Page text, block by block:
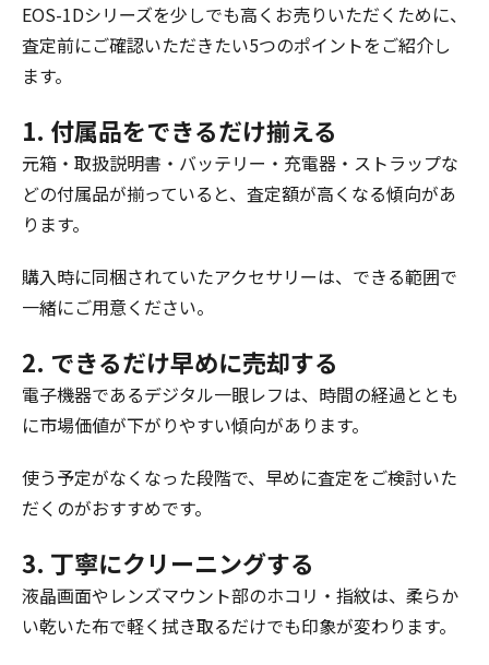
EOS-1Dシリーズを少しでも高くお売りいただくために、
査定前にご確認いただきたい5つのポイントをご紹介し
ます。
1. 付属品をできるだけ揃える
元箱・取扱説明書・バッテリー・充電器・ストラップな
どの付属品が揃っていると、査定額が高くなる傾向があ
ります。
購入時に同梱されていたアクセサリーは、できる範囲で
一緒にご用意ください。
2. できるだけ早めに売却する
電子機器であるデジタル一眼レフは、時間の経過ととも
に市場価値が下がりやすい傾向があります。
使う予定がなくなった段階で、早めに査定をご検討いた
だくのがおすすめです。
3. 丁寧にクリーニングする
液晶画面やレンズマウント部のホコリ・指紋は、柔らか
い乾いた布で軽く拭き取るだけでも印象が変わります。